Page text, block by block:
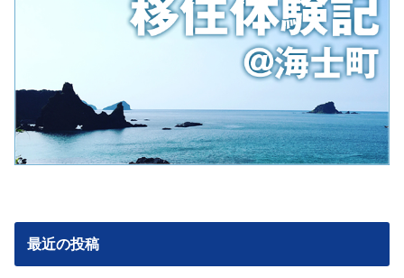
最近の投稿